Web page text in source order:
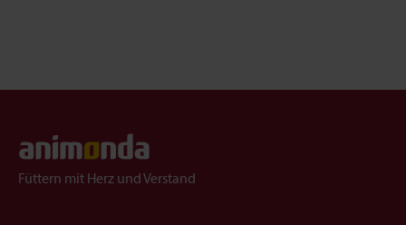
Füttern mit Herz und Verstand